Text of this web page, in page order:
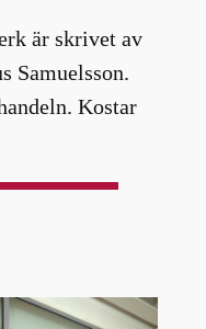
är skrivet av
Samuelsson.
Kostar